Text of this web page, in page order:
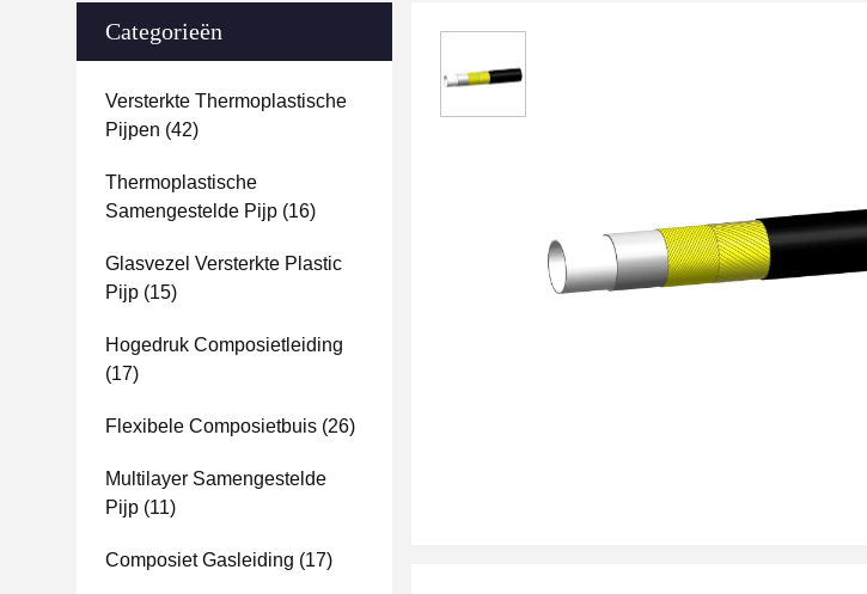
Categorieën
Versterkte Thermoplastische
Pijpen (42)
Thermoplastische
Samengestelde Pijp (16)
Glasvezel Versterkte Plastic
Pijp (15)
Hogedruk Composietleiding
(17)
Flexibele Composietbuis (26)
Multilayer Samengestelde
Pijp (11)
Composiet Gasleiding (17)